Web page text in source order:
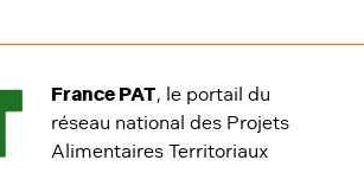
France PAT, le portail du
réseau national des Projets
Alimentaires Territoriaux